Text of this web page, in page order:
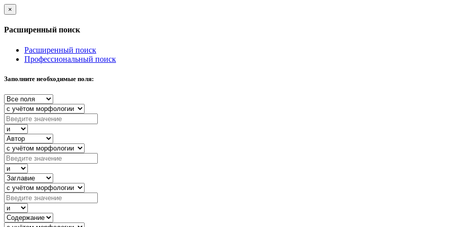
×
Расширенный поиск
Расширенный поиск
Профессиональный поиск
Заполните необходимые поля: